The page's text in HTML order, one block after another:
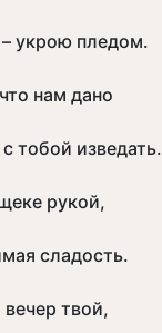
– укрою пледом.
нам дано
тобой изведать.
рукой,
сладость.
вечер твой,